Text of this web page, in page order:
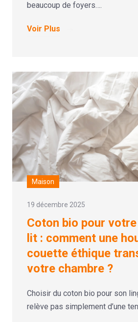
beaucoup de foyers….
Voir Plus
Maison
19 décembre 2025
Coton bio pour
lit : comment une
couette éthique
votre chambre ?
Choisir du coton bio pour son
relève pas simplement d’une